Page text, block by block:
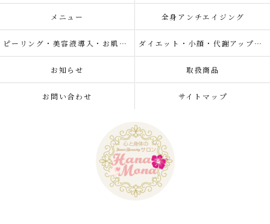
メニュー 全身アンチエイジング
ピーリング・美容液導入・お肌の悩み改善 ダイエット・小顔・代謝アップ・肌質改善・リラクゼーション
お知らせ 取扱商品
お問い合わせ サイトマップ